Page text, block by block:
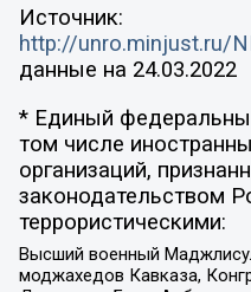
Источник:
http://unro.minjust.ru/
данные на 24.03.2022
* Единый
том числе
организаций,
законодательством
террористическими:
Высший военный
моджахедов Кавказа,